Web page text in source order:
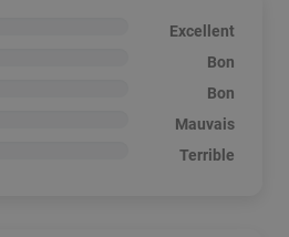
Excellent
Bon
Bon
Mauvais
Terrible